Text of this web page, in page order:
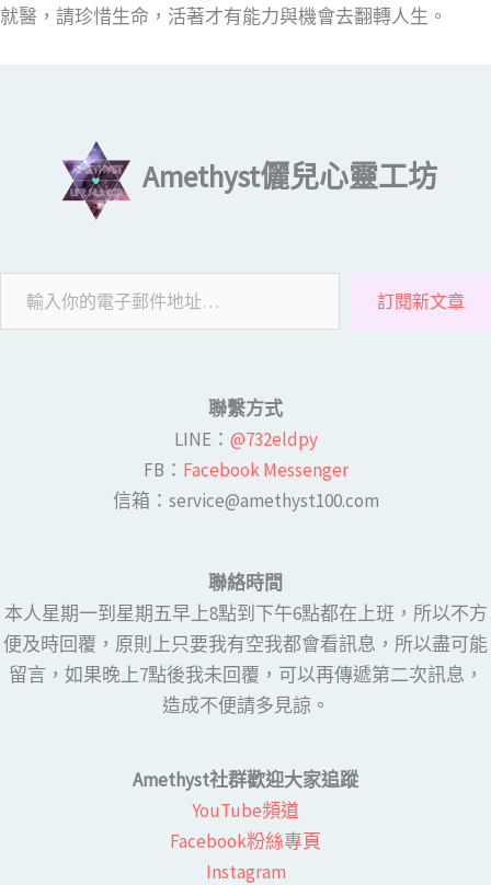
就醫，請珍惜生命，活著才有能力與機會去翻轉人生。
Amethyst儷兒心靈工坊
訂閱新文章
聯繫方式
LINE​： @732eldpy
FB：​ Facebook Messenger
​​信箱：service@amethyst100.com
聯絡時間
本人星期一到星期五早上8點到下午6點都在上班，所以不方
便及時回覆，原則上只要我有空我都會看訊息，所以盡可能
留言，如果晚上7點後我未回覆，可以再傳遞第二次訊息，
造成不便請多見諒。
Amethyst社群歡迎大家追蹤
YouTube頻道
Facebook粉絲專頁​
Instagram